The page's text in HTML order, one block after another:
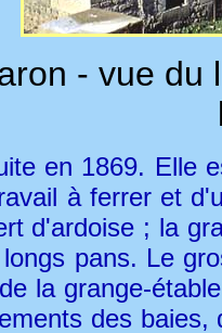
- vue du
en 1869. Elle
à ferrer et
d'ardoise ; la
pans. Le
la grange-
des